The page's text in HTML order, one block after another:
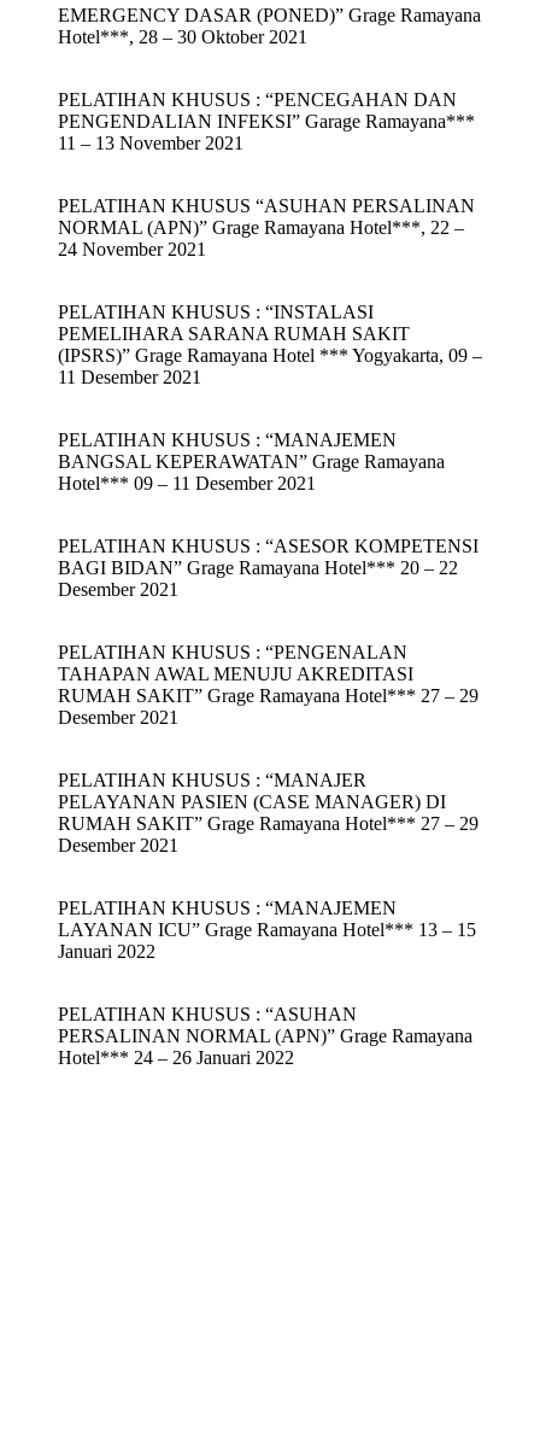
EMERGENCY DASAR (PONED)” Grage Ramayana
Hotel***, 28 – 30 Oktober 2021
PELATIHAN KHUSUS : “PENCEGAHAN DAN
PENGENDALIAN INFEKSI” Garage Ramayana***
11 – 13 November 2021
PELATIHAN KHUSUS “ASUHAN PERSALINAN
NORMAL (APN)” Grage Ramayana Hotel***, 22 –
24 November 2021
PELATIHAN KHUSUS : “INSTALASI
PEMELIHARA SARANA RUMAH SAKIT
(IPSRS)” Grage Ramayana Hotel *** Yogyakarta, 09 –
11 Desember 2021
PELATIHAN KHUSUS : “MANAJEMEN
BANGSAL KEPERAWATAN” Grage Ramayana
Hotel*** 09 – 11 Desember 2021
PELATIHAN KHUSUS : “ASESOR KOMPETENSI
BAGI BIDAN” Grage Ramayana Hotel*** 20 – 22
Desember 2021
PELATIHAN KHUSUS : “PENGENALAN
TAHAPAN AWAL MENUJU AKREDITASI
RUMAH SAKIT” Grage Ramayana Hotel*** 27 – 29
Desember 2021
PELATIHAN KHUSUS : “MANAJER
PELAYANAN PASIEN (CASE MANAGER) DI
RUMAH SAKIT” Grage Ramayana Hotel*** 27 – 29
Desember 2021
PELATIHAN KHUSUS : “MANAJEMEN
LAYANAN ICU” Grage Ramayana Hotel*** 13 – 15
Januari 2022
PELATIHAN KHUSUS : “ASUHAN
PERSALINAN NORMAL (APN)” Grage Ramayana
Hotel*** 24 – 26 Januari 2022